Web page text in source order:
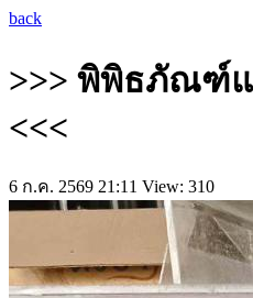
back
>>> พิพิธภัณฑ์แ
<<<
6 ก.ค. 2569 21:11 View: 310